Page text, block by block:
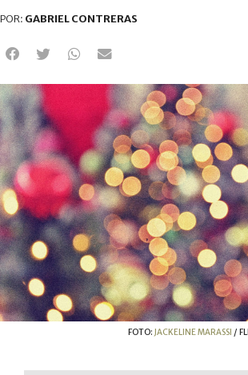
POR: GABRIEL CONTRERAS
FOTO: JACKELINE MARASSI /